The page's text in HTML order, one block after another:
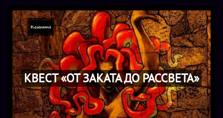
КВЕСТ «ОТ ЗАКАТА ДО РАССВЕТА»